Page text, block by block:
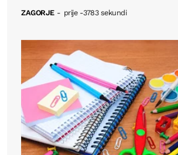
ZAGORJE - prije -3783 sekundi